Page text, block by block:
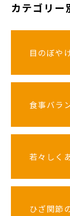
カテゴリー
目のぼや
食事バラ
若々しく
ひざ関節